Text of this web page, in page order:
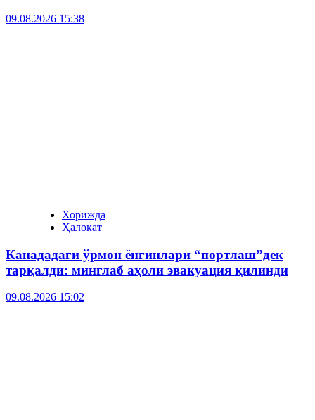
09.08.2026 15:38
Хорижда
Ҳалокат
Канададаги ўрмон ёнғинлари “портлаш”дек
тарқалди: минглаб аҳоли эвакуация қилинди
09.08.2026 15:02